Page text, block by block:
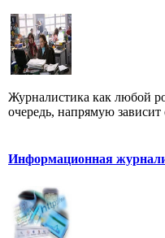
Журналистика как любой
очередь, напрямую зависит
Информационная